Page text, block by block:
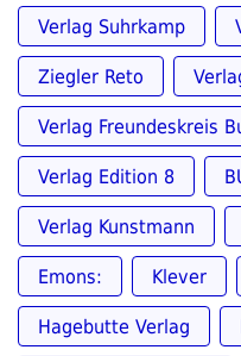
Verlag Suhrkamp
Ziegler Reto
Verlag Freundeskreis
Verlag Edition 8
Verlag Kunstmann
Emons: Klever
Hagebutte Verlag